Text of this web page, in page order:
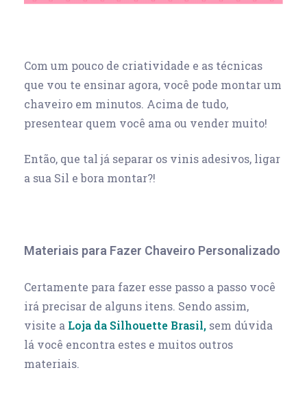
Com um pouco de criatividade e as técnicas
que vou te ensinar agora, você pode montar um
chaveiro em minutos. Acima de tudo,
presentear quem você ama ou vender muito!
Então, que tal já separar os vinis adesivos, ligar
a sua Sil e bora montar?!
Materiais para Fazer Chaveiro Personalizado
Certamente para fazer esse passo a passo você
irá precisar de alguns itens. Sendo assim,
visite a Loja da Silhouette Brasil, sem dúvida
lá você encontra estes e muitos outros
materiais.